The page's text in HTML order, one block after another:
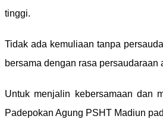
tinggi.
Tidak ada kemuliaan tanpa
bersama dengan rasa
Untuk menjalin kebersamaan dan
Padepokan Agung PSHT Madiun